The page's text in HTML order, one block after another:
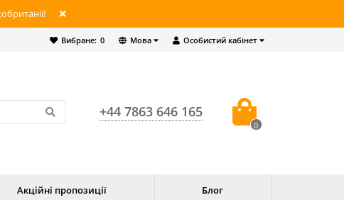
Особистий кабінет
Мова
Вибране: 0
+44 7863 646 165
0
Акційні пропозиції Блог